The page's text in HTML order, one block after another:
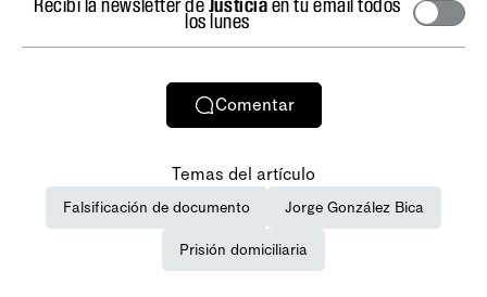
los lunes
Comentar
Temas del artículo
Falsificación de documento Jorge González Bica
Prisión domiciliaria